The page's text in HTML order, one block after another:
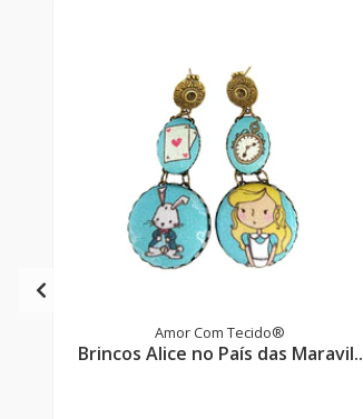
Amor Com Tecido®
Brincos Alice no País das Maravil..